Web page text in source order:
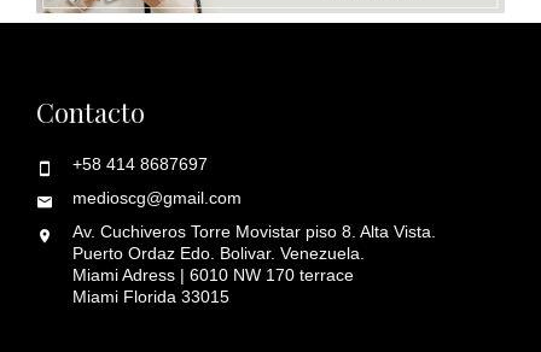
Contacto
+58 414 8687697
medioscg@gmail.com
Av. Cuchiveros Torre Movistar piso 8. Alta Vista.
Puerto Ordaz Edo. Bolivar. Venezuela.
Miami Adress | 6010 NW 170 terrace
Miami Florida 33015